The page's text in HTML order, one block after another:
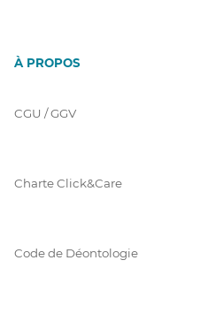
À PROPOS
CGU / GGV
Charte Click&Care
Code de Déontologie